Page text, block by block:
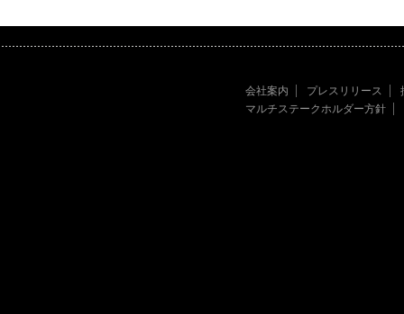
会社案内 プレスリリース
マルチステークホルダー方針